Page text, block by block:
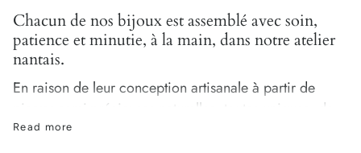
Chacun de nos bijoux est assemblé avec soin,
patience et minutie, à la main, dans notre atelier
nantais.
En raison de leur conception artisanale à partir de
pierres semi-précieuses naturelles, toutes uniques, de
légères différences de tailles, de formes et de couleurs
Read more